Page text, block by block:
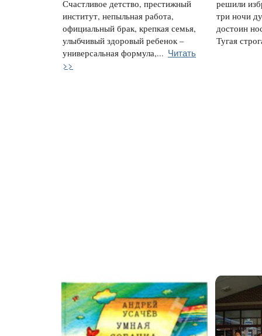
Счастливое детство, престижный
институт, непыльная работа,
официальный брак, крепкая семья,
улыбчивый здоровый ребенок –
универсальная формула,... Читать
>>
решили
три ночи
достоин
Тугая